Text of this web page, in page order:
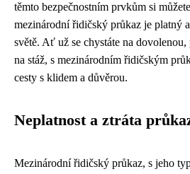
těmto bezpečnostním prvkům si
mezinárodní řidičský průkaz je platný
světě. Ať už se chystáte na dovolenou,
na stáž, s mezinárodním řidičským
cesty s klidem a důvěrou.
Neplatnost a ztráta
Mezinárodní řidičský průkaz, s jeho